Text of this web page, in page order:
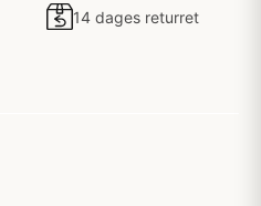
14 dages returret